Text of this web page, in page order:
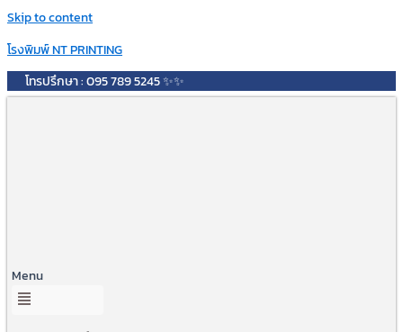
Skip to content
โรงพิมพ์ NT PRINTING
โทรปรึกษา : 095 789 5245 ✨✨
Menu